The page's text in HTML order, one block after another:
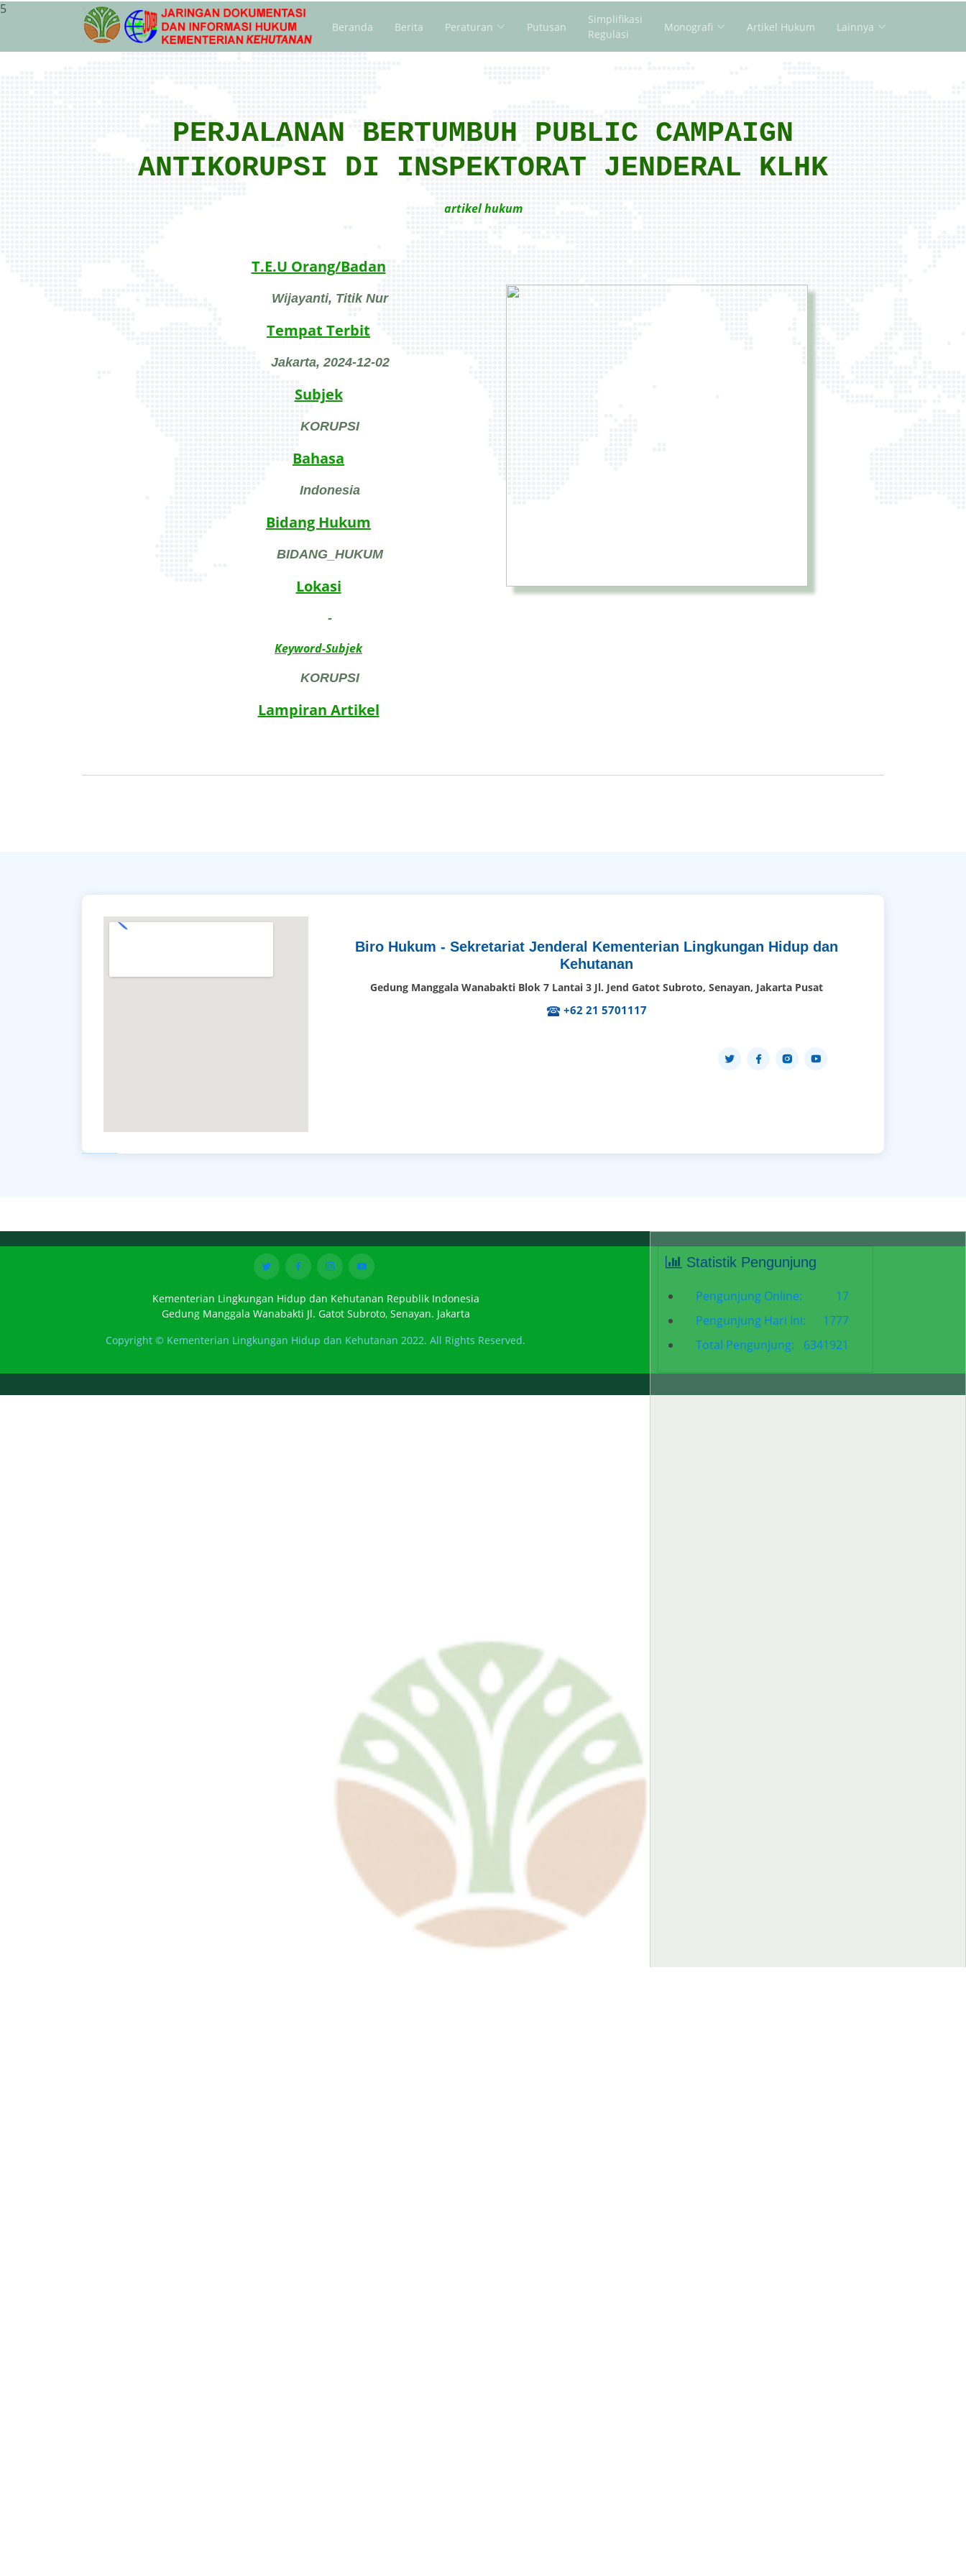
5
Beranda Berita Peraturan Putusan
Simplifikasi
Regulasi
Monografi Artikel Hukum Lainnya
PERJALANAN BERTUMBUH PUBLIC CAMPAIGN
ANTIKORUPSI DI INSPEKTORAT JENDERAL KLHK
artikel hukum
T.E.U Orang/Badan
Wijayanti, Titik Nur
Tempat Terbit
Jakarta, 2024-12-02
Subjek
KORUPSI
Bahasa
Indonesia
Bidang Hukum
BIDANG_HUKUM
Lokasi
-
Keyword-Subjek
KORUPSI
Lampiran Artikel
Biro Hukum - Sekretariat Jenderal Kementerian Lingkungan Hidup dan
Kehutanan
Gedung Manggala Wanabakti Blok 7 Lantai 3 Jl. Jend Gatot Subroto, Senayan, Jakarta Pusat
+62 21 5701117
Statistik Pengunjung
Pengunjung Online:
17
Pengunjung Hari Ini:
1777
Total Pengunjung:
6341921
Kementerian Lingkungan Hidup dan Kehutanan Republik Indonesia
Gedung Manggala Wanabakti Jl. Gatot Subroto, Senayan. Jakarta
Copyright © Kementerian Lingkungan Hidup dan Kehutanan 2022. All Rights Reserved.